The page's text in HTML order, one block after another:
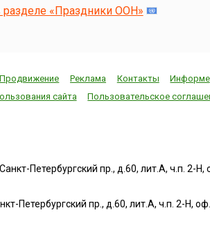
«Праздники ООН»
Продвижение Реклама Контакты
сайта
Пользовательское
Петербургский пр., д.60, лит.А, ч.п. 2-Н,
Петербургский пр., д.60, лит.А, ч.п. 2-Н,